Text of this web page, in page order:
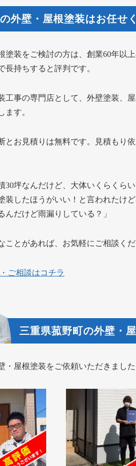
外壁・屋根塗装はお任せ
塗装をご検討の方は、創業60年以
長持ちすると評判です。
工事の専門店として、外壁塗装、
ます。
とお見積りは無料です。見積もり
30坪なんだけど、大体いくらくらい
装したほうがいい！と言われたけど
んだけど雨漏りしている？」
ことがあれば、お気軽にご相談くだ
ご相談はコチラ
三重県菰野町の外壁・
・屋根塗装をご依頼いただきまし